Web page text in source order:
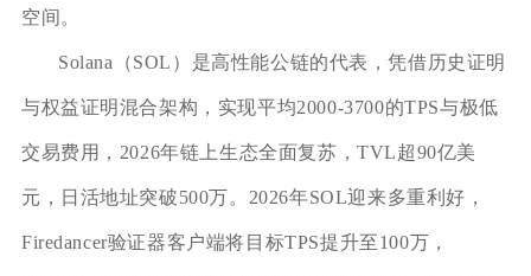
空间。
Solana（SOL）是高性能公链的代表，凭借历史证明
与权益证明混合架构，实现平均2000-3700的TPS与极低
交易费用，2026年链上生态全面复苏，TVL超90亿美
元，日活地址突破500万。2026年SOL迎来多重利好，
Firedancer验证器客户端将目标TPS提升至100万，